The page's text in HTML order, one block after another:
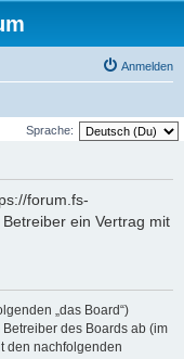
Anmelden
Sprache:
forum.fs-
ein Vertrag mit
„das Board“)
des Boards ab (im
den nachfolgenden